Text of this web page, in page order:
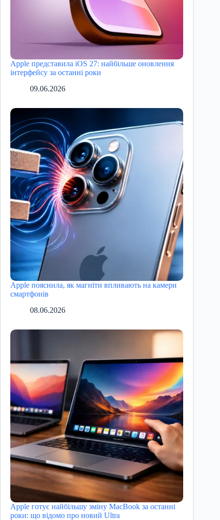
Apple представила iOS 27: найбільше оновлення
інтерфейсу за останні роки
09.06.2026
Apple пояснила, як магніти впливають на камери
смартфонів
08.06.2026
Apple готує найбільшу зміну MacBook за останні
роки: що відомо про новий Ultra